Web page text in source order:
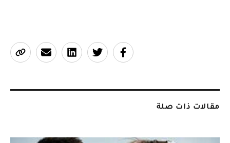
مقالات ذات صلة